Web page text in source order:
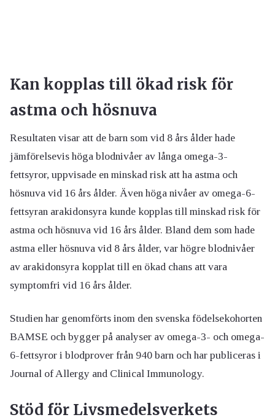
Kan kopplas till ökad risk för
astma och hösnuva
Resultaten visar att de barn som vid 8 års ålder hade
jämförelsevis höga blodnivåer av långa omega-3-
fettsyror, uppvisade en minskad risk att ha astma och
hösnuva vid 16 års ålder. Även höga nivåer av omega-6-
fettsyran arakidonsyra kunde kopplas till minskad risk för
astma och hösnuva vid 16 års ålder. Bland dem som hade
astma eller hösnuva vid 8 års ålder, var högre blodnivåer
av arakidonsyra kopplat till en ökad chans att vara
symptomfri vid 16 års ålder.
Studien har genomförts inom den svenska födelsekohorten
BAMSE och bygger på analyser av omega-3- och omega-
6-fettsyror i blodprover från 940 barn och har publiceras i
Journal of Allergy and Clinical Immunology.
Stöd för Livsmedelsverkets